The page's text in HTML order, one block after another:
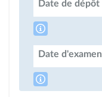
Date de dépôt
Date d'examen